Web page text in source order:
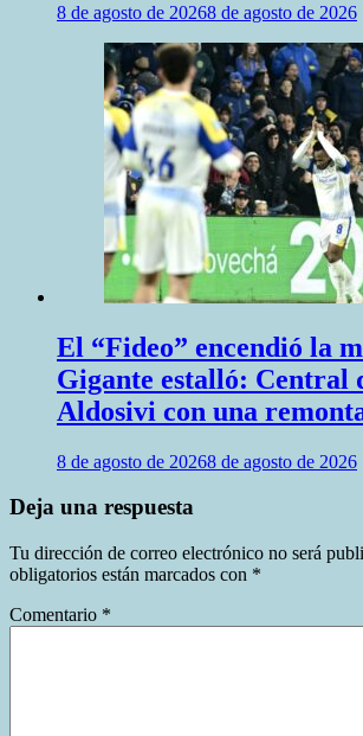
8 de agosto de 20268 de agosto de 2026
El “Fideo” encendió la
Gigante estalló: Central
Aldosivi con una
8 de agosto de 20268 de agosto de 2026
Deja una respuesta
Tu dirección de correo electrónico no será
obligatorios están marcados con *
Comentario *